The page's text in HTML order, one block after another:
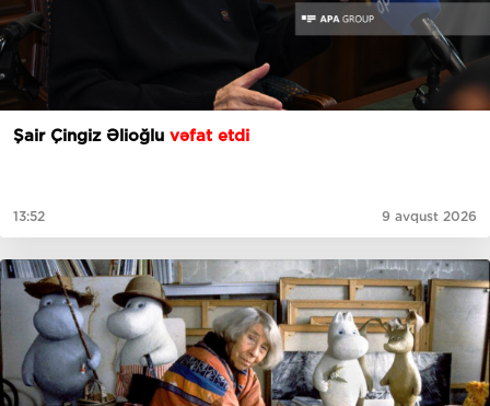
Şair Çingiz Əlioğlu vəfat etdi
13:52 9 avqust 2026